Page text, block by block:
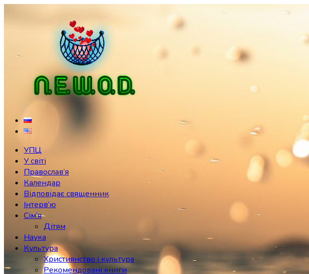
УПЦ
У світі
Православ’я
Календар
Відповідає священник
Інтерв’ю
Сім’я
Дітям
Наука
Культура
Християнство і культура
Рекомендовані книги